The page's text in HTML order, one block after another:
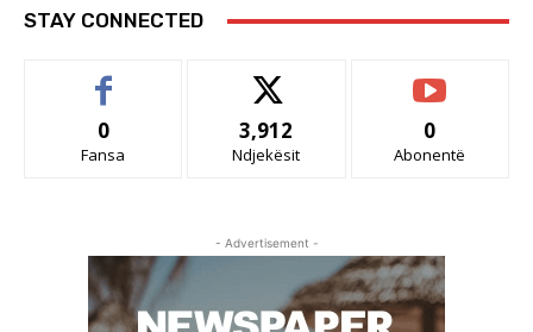
STAY CONNECTED
0
Fansa
3,912
Ndjekësit
0
Abonentë
- Advertisement -